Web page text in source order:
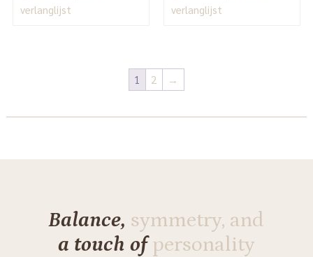
verlanglijst
verlanglijst
1 2 →
Balance, symmetry, and
a touch ofpersonality